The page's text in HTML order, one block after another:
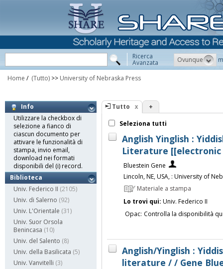
Ricerca
Avanzata Ovunque
Home / (Tutto) >> University of Nebraska Press
Info
Utilizzare la checkbox di
selezione a fianco di
ciascun documento per
attivare le funzionalità di
stampa, invio email,
download nei formati
disponibili del (i) record.
Biblioteca
Univ. Federico II (2105)
Univ. di Salerno (92)
Univ. L'Orientale (31)
Univ. Suor Orsola
Benincasa (10)
Univ. del Salento (8)
Univ. della Basilicata (5)
Univ. Vanvitelli (3)
Tutto +
Seleziona tutti
Anglish Yinglish :
Literature [[electronic
Bluestein Gene
Lincoln, NE, USA, : University of
Materiale a stampa
Lo trovi qui: Univ. Federico II
Opac: Controlla la disponibilità
Anglish/Yinglish :
literature / / Gene